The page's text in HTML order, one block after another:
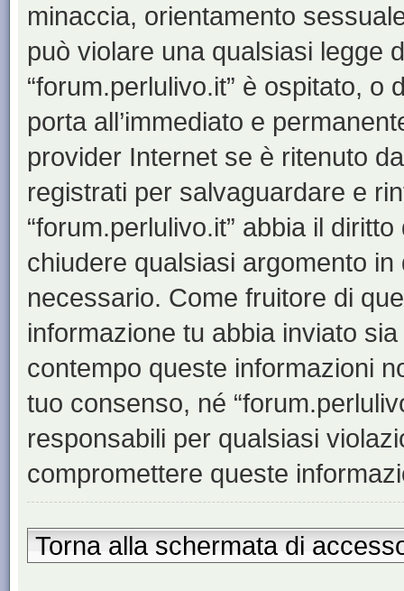
minaccia, orientamento
può violare una qualsiasi legge
“forum.perlulivo.it” è ospitato,
porta all’immediato e
provider Internet se è ritenuto
registrati per salvaguardare e
“forum.perlulivo.it” abbia il
chiudere qualsiasi argomento
necessario. Come fruitore di
informazione tu abbia inviato
contempo queste informazioni
tuo consenso, né
responsabili per qualsiasi
compromettere queste
Torna alla schermata di